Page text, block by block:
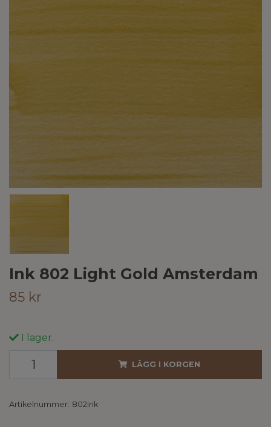
Ink 802 Light Gold Amsterdam
85 kr
I lager.
LÄGG I KORGEN
Artikelnummer: 802ink